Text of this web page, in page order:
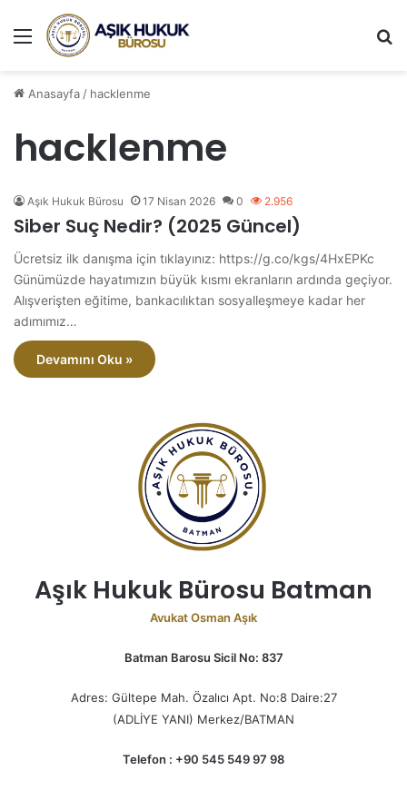
Menü
Anasayfa/ hacklenme
hacklenme
Aşık Hukuk Bürosu 17 Nisan 2026 0 2.956
Siber Suç Nedir? (2025 Güncel)
Ücretsiz ilk danışma için tıklayınız: https://g.co/kgs/4HxEPKc
Günümüzde hayatımızın büyük kısmı ekranların ardında geçiyor.
Alışverişten eğitime, bankacılıktan sosyalleşmeye kadar her
adımımız…
Devamını Oku »
Aşık Hukuk Bürosu Batman
Avukat Osman Aşık
Batman Barosu Sicil No: 837
Adres: Gültepe Mah. Özalıcı Apt. No:8 Daire:27
(ADLİYE YANI) Merkez/BATMAN
Telefon : +90 545 549 97 98